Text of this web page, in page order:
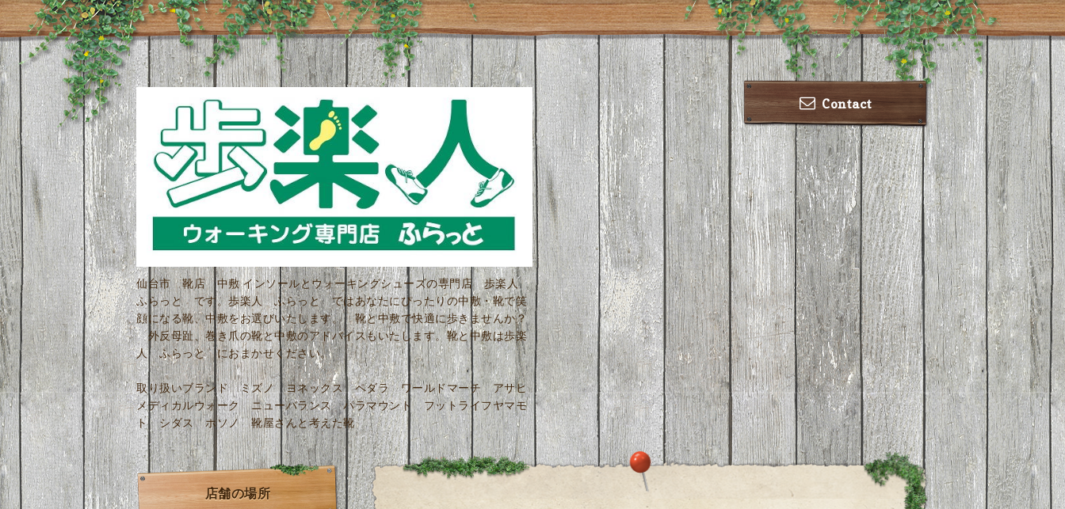
Contact
仙台市 靴店 中敷 インソールとウォーキングシューズの専門店 歩楽人
ふらっと です。歩楽人 ふらっと ではあなたにぴったりの中敷・靴で笑
顔になる靴、中敷をお選びいたします。 靴と中敷で快適に歩きませんか？
外反母趾、巻き爪の靴と中敷のアドバイスもいたします。靴と中敷は歩楽
人 ふらっと におまかせください。
取り扱いブランド ミズノ ヨネックス ペダラ ワールドマーチ アサヒ
メディカルウォーク ニューバランス パラマウント フットライフヤマモ
ト シダス ホソノ 靴屋さんと考えた靴
店舗の場所